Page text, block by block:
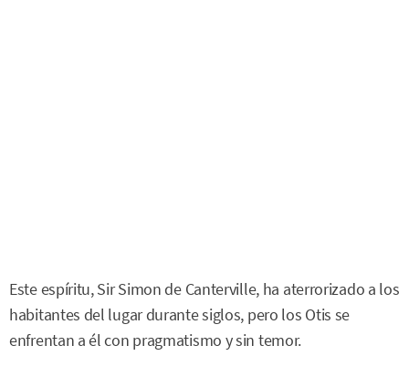
Este espíritu, Sir Simon de Canterville, ha aterrorizado a los
habitantes del lugar durante siglos, pero los Otis se
enfrentan a él con pragmatismo y sin temor.